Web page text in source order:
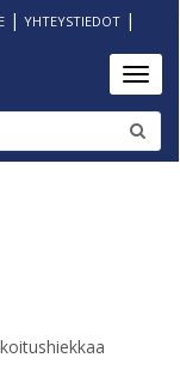
| YHTEYSTIEDOT|